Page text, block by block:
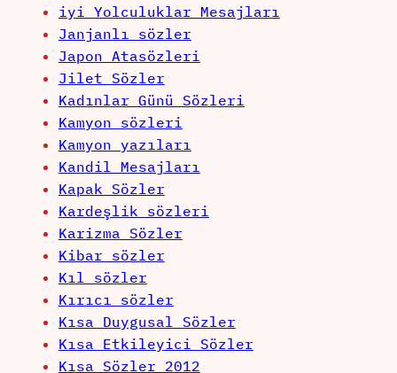
iyi Yolculuklar Mesajları
Janjanlı sözler
Japon Atasözleri
Jilet Sözler
Kadınlar Günü Sözleri
Kamyon sözleri
Kamyon yazıları
Kandil Mesajları
Kapak Sözler
Kardeşlik sözleri
Karizma Sözler
Kibar sözler
Kıl sözler
Kırıcı sözler
Kısa Duygusal Sözler
Kısa Etkileyici Sözler
Kısa Sözler 2012